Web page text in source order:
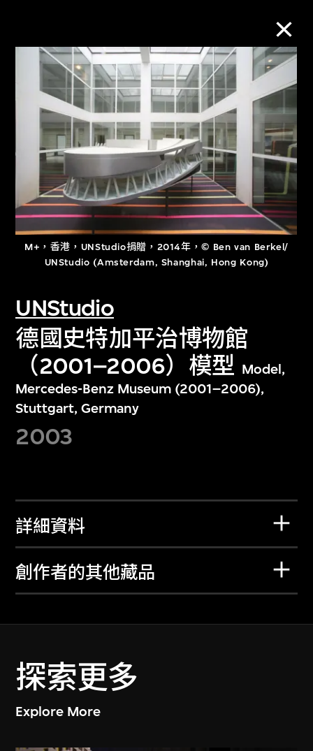
M+，香港，UNStudio捐贈，2014年，© Ben van Berkel/
UNStudio (Amsterdam, Shanghai, Hong Kong)
UNStudio
德國史特加平治博物館
（2001–2006）模型 Model,
Mercedes-Benz Museum (2001–2006),
Stuttgart, Germany
2003
詳細資料
創作者的其他藏品
探索更多
Explore More
M+藏品
進一步篩選 搜索
關於M+藏品
探索世界頂級的二十及二十一世紀視覺